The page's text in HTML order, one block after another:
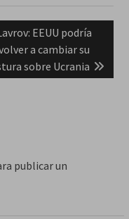
EEUU podría
a cambiar su
sobre Ucrania
publicar un